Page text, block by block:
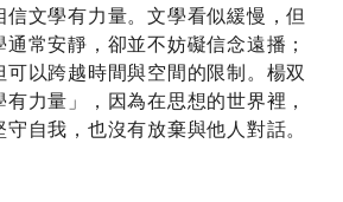
文學有力量。文學看似緩慢，但
常安靜，卻並不妨礙信念遠播；
以跨越時間與空間的限制。楊双
力量」，因為在思想的世界裡，
自我，也沒有放棄與他人對話。